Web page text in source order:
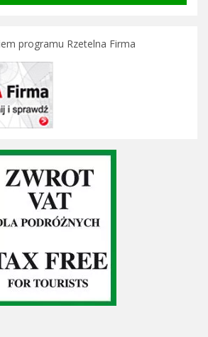
programu Rzetelna Firma